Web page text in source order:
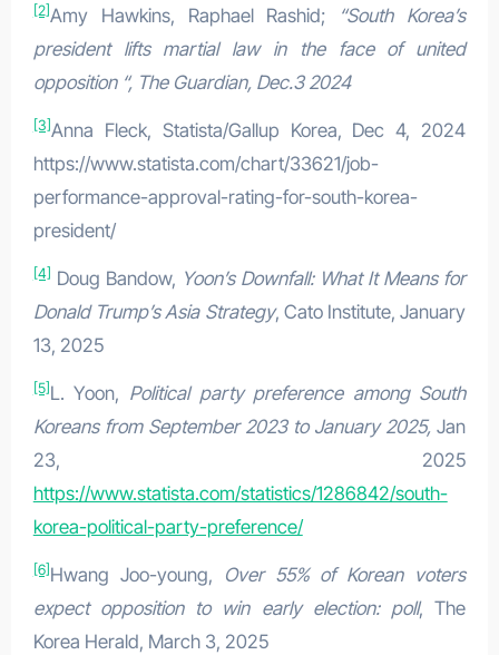
[2]Amy Hawkins, Raphael Rashid;
“South Korea’s
president lifts martial law in the face of united
opposition “, The Guardian, Dec.3 2024
[3]Anna Fleck, Statista/Gallup Korea, Dec 4, 2024
https://www.statista.com/chart/33621/job-
performance-approval-rating-for-south-korea-
president/
[4] Doug Bandow, Yoon’s Downfall: What It Means for
Donald Trump’s Asia Strategy, Cato Institute, January
13, 2025
[5]L. Yoon, Political party preference among South
Koreans from September 2023 to January 2025,Jan
23, 2025
https://www.statista.com/statistics/1286842/south-
korea-political-party-preference/
[6]Hwang Joo-young, Over 55% of Korean voters
expect opposition to win early election: poll, The
Korea Herald, March 3, 2025